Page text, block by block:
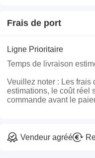
Frais de port
Ligne Prioritaire
Temps de livraison
Veuillez noter : Les frais
estimations, le coût réel
commande avant le
Vendeur agréé